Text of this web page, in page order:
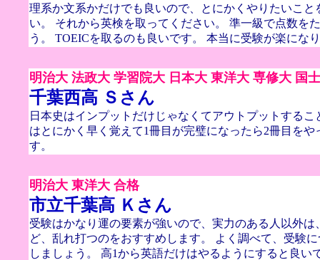
理系か文系かだけでも良いので、とにかくやりたいこと
い。 それから英検を取ってください。 準一級で点数を
う。 TOEICを取るのも良いです。 本当に受験が楽にな
明治大 法政大 学習院大 日本大 東洋大 専修大 国
千葉西高 Ｓさん
日本史はインプットだけじゃなくてアウトプットするこ
はとにかく早く覚えて1冊目が完璧になったら2冊目をや
す。
明治大 東洋大 合格
市立千葉高 Ｋさん
受験はかなり運の要素が強いので、実力のある人以外は
ど、乱れ打つのをおすすめします。 よく調べて、受験
しましょう。 高1から英語だけはやるようにすると良い